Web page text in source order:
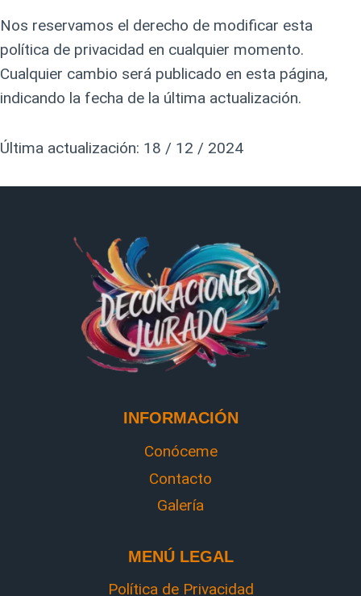
Nos reservamos el derecho de modificar esta
política de privacidad en cualquier momento.
Cualquier cambio será publicado en esta página,
indicando la fecha de la última actualización.
Última actualización: 18 / 12 / 2024
INFORMACIÓN
Conóceme
Contacto
Galería
MENÚ LEGAL
Política de Privacidad